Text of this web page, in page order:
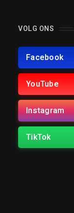
VOLG ONS
Facebook
YouTube
Instagram
TikTok